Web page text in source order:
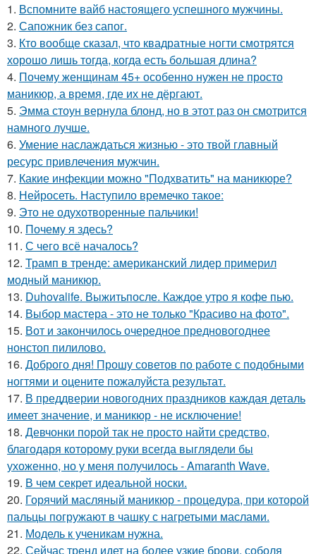
1. Вспомните вайб настоящего успешного мужчины.
2. Сапожник без сапог.
3. Кто вообще сказал, что квадратные ногти смотрятся
хорошо лишь тогда, когда есть большая длина?
4. Почему женщинам 45+ особенно нужен не просто
маникюр, а время, где их не дёргают.
5. Эмма стоун вернула блонд, но в этот раз он смотрится
намного лучше.
6. Умение наслаждаться жизнью - это твой главный
ресурс привлечения мужчин.
7. Какие инфекции можно "Подхватить" на маникюре?
8. Нейросеть. Наступило времечко такое:
9. Это не одухотворенные пальчики!
10. Почему я здесь?
11. С чего всё началось?
12. Трамп в тренде: американский лидер примерил
модный маникюр.
13. Duhovalife. Выжитьпосле. Каждое утро я кофе пью.
14. Выбор мастера - это не только "Красиво на фото".
15. Вот и закончилось очередное предновогоднее
нонстоп пилилово.
16. Доброго дня! Прошу советов по работе с подобными
ногтями и оцените пожалуйста результат.
17. В преддверии новогодних праздников каждая деталь
имеет значение, и маникюр - не исключение!
18. Девчонки порой так не просто найти средство,
благодаря которому руки всегда выглядели бы
ухоженно, но у меня получилось - Amaranth Wave.
19. В чем секрет идеальной носки.
20. Горячий масляный маникюр - процедура, при которой
пальцы погружают в чашку с нагретыми маслами.
21. Модель к ученикам нужна.
22. Сейчас тренд идет на более узкие брови, соболя